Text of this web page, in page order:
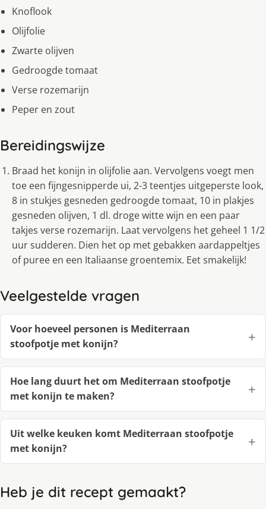
Knoflook
Olijfolie
Zwarte olijven
Gedroogde tomaat
Verse rozemarijn
Peper en zout
Bereidingswijze
Braad het konijn in olijfolie aan. Vervolgens voegt men
toe een fijngesnipperde ui, 2-3 teentjes uitgeperste look,
8 in stukjes gesneden gedroogde tomaat, 10 in plakjes
gesneden olijven, 1 dl. droge witte wijn en een paar
takjes verse rozemarijn. Laat vervolgens het geheel 1 1/2
uur sudderen. Dien het op met gebakken aardappeltjes
of puree en een Italiaanse groentemix. Eet smakelijk!
Veelgestelde vragen
Voor hoeveel personen is Mediterraan
stoofpotje met konijn?
Hoe lang duurt het om Mediterraan stoofpotje
met konijn te maken?
Uit welke keuken komt Mediterraan stoofpotje
met konijn?
Heb je dit recept gemaakt?